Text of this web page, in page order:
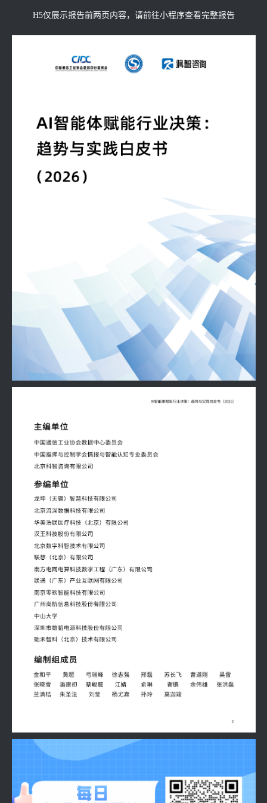
H5仅展示报告前两页内容，请前往小程序查看完整报告